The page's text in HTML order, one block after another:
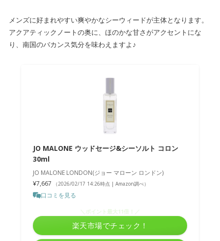
メンズに好まれやすい爽やかなシーウィードが主体となります。
アクアティックノートの奥に、ほのかな甘さがアクセントにな
り、南国のバカンス気分を味わえますよ♪
JO MALONE ウッドセージ&シーソルト コロン
30ml
JO MALONE LONDON(ジョー マローン ロンドン)
¥7,667
（2026/02/17 14:26時点 | Amazon調べ）
口コミを見る
＼ポイント最大11倍！／
楽天市場でチェック！